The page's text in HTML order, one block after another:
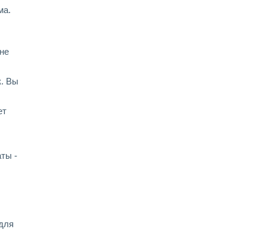
Вы
-